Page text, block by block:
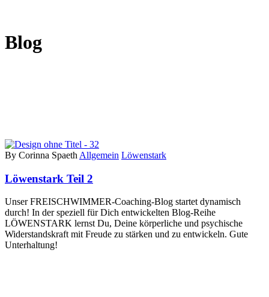
Blog
By Corinna Spaeth Allgemein Löwenstark
Löwenstark Teil 2
Unser FREISCHWIMMER-Coaching-Blog startet dynamisch
durch! In der speziell für Dich entwickelten Blog-Reihe
LÖWENSTARK lernst Du, Deine körperliche und psychische
Widerstandskraft mit Freude zu stärken und zu entwickeln. Gute
Unterhaltung!